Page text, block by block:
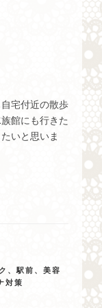
宅付近の散歩
館にも行きた
いと思いま
、駅前、美容
対策